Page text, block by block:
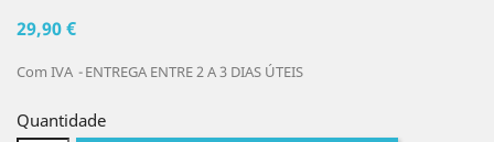
29,90 €
Com IVA ENTREGA ENTRE 2 A 3 DIAS ÚTEIS
Quantidade